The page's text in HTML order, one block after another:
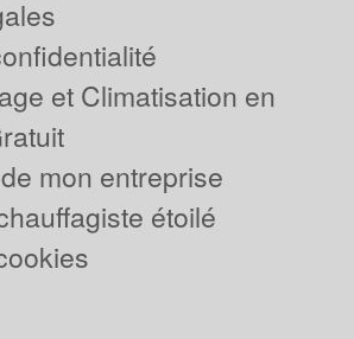
et Climatisation en
mon entreprise
étoilé